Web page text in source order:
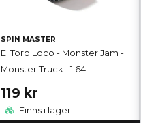
SPIN MASTER
El Toro Loco - Monster Jam -
Monster Truck - 1:64
119 kr
Finns i lager